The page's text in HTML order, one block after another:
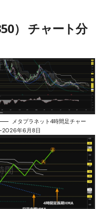
） チャート分
メタプラネット4時間足チャー
-2026年6月8日